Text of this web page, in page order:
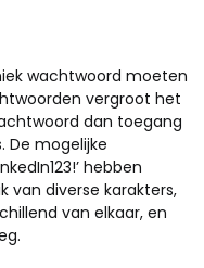
wachtwoord moeten
vergroot het
dan toegang
De mogelijke
hebben
van diverse karakters,
van elkaar, en